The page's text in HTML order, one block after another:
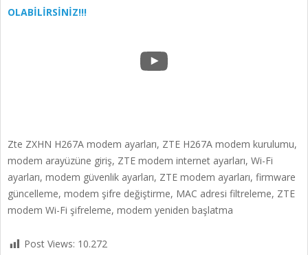
OLABİLİRSİNİZ!!!
YouTube
Zte ZXHN H267A modem ayarları, ZTE H267A modem kurulumu,
modem arayüzüne giriş, ZTE modem internet ayarları, Wi-Fi
ayarları, modem güvenlik ayarları, ZTE modem ayarları, firmware
güncelleme, modem şifre değiştirme, MAC adresi filtreleme, ZTE
modem Wi-Fi şifreleme, modem yeniden başlatma
Post Views: 10.272